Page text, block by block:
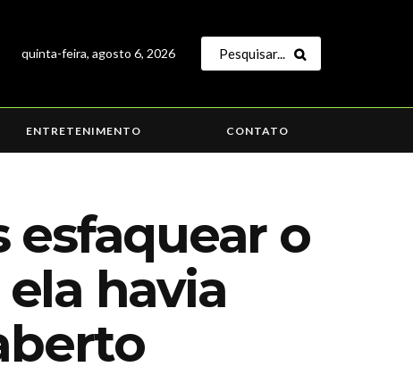
quinta-feira, agosto 6, 2026
ENTRETENIMENTO CONTATO
esfaquear o
havia